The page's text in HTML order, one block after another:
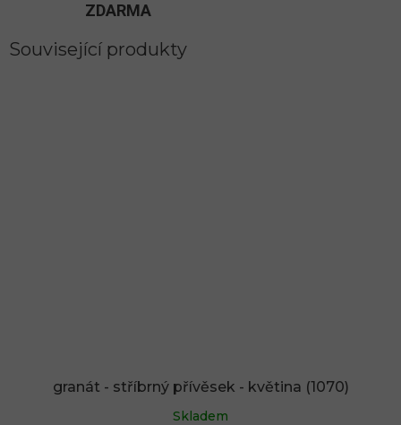
ZDARMA
Související produkty
granát - stříbrný přívěsek - květina (1070)
Skladem